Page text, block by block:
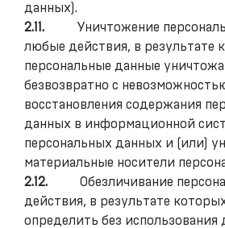
данных).
2.11. Уничтожение
любые действия, в результате
персональные данные
безвозвратно с
восстановления содержания
данных в информационной
персональных данных и (или)
материальные носители
2.12. Обезличивание
действия, в результате
определить без использования